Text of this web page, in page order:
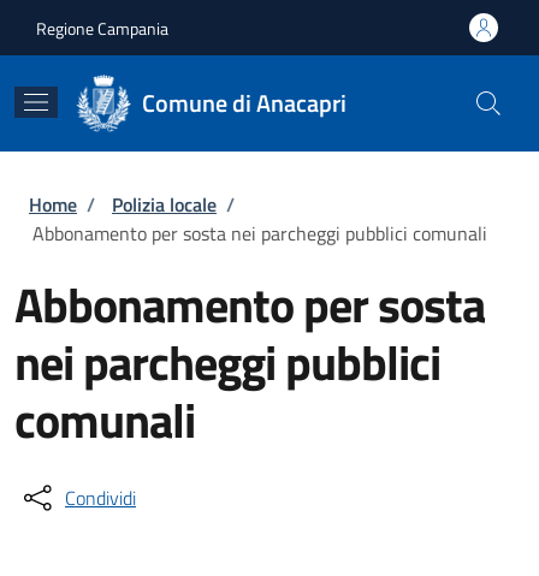
Regione Campania
Comune di Anacapri
Briciole di pane
Home / Polizia locale /
Abbonamento per sosta nei parcheggi pubblici comunali
Abbonamento per sosta
nei parcheggi pubblici
comunali
Condividi